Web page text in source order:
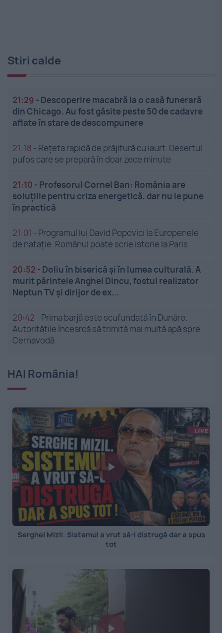
Stiri calde
21:29 - Descoperire macabră la o casă funerară
din Chicago. Au fost găsite peste 50 de cadavre
aflate în stare de descompunere
21:18 - Rețeta rapidă de prăjitură cu iaurt. Desertul
pufos care se prepară în doar zece minute
21:10 - Profesorul Cornel Ban: România are
soluțiile pentru criza energetică, dar nu le pune
în practică
21:01 - Programul lui David Popovici la Europenele
de natație. Românul poate scrie istorie la Paris
20:52 - Doliu în biserică și în lumea culturală. A
murit părintele Anghel Dincu, fostul realizator
Neptun TV și dirijor de ex...
20:42 - Prima barjă este scufundată în Dunăre.
Autoritățile încearcă să trimită mai multă apă spre
Cernavodă
HAI România!
Serghei Mizil. Sistemul a vrut să-l distrugă dar a spus
tot